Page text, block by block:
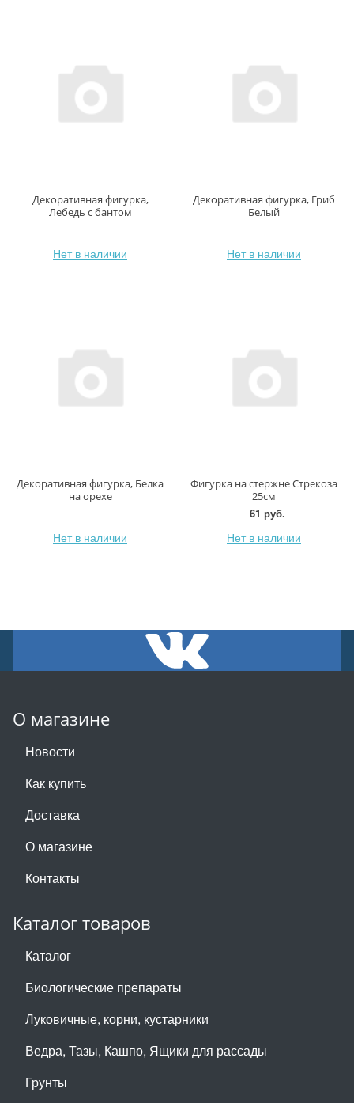
Декоративная фигурка,
Лебедь с бантом
Нет в наличии
Декоративная фигурка, Гриб
Белый
Нет в наличии
Декоративная фигурка, Белка
на орехе
Нет в наличии
Фигурка на стержне Стрекоза
25см
61 руб.
Нет в наличии
О магазине
Новости
Как купить
Доставка
О магазине
Контакты
Каталог товаров
Каталог
Биологические препараты
Луковичные, корни, кустарники
Ведра, Тазы, Кашпо, Ящики для рассады
Грунты